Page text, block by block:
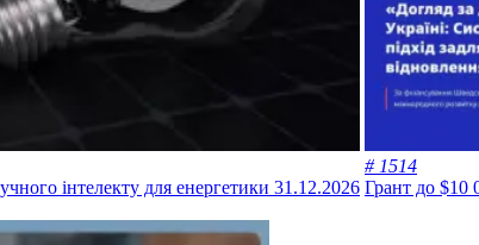
інтелекту для енергетики 31.12.2026
# 1514
Грант до $10